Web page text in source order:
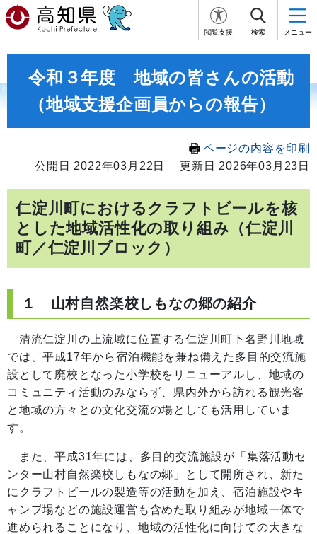
閲覧支援 検索 メニュー
令和３年度 地域の皆さんの活動
（地域支援企画員からの報告）
ページの内容を印刷
公開日 2022年03月22日
更新日 2026年03月23日
仁淀川町におけるクラフトビールを核
とした地域活性化の取り組み（仁淀川
町／仁淀川ブロック）
１ 山村自然楽校しもなの郷の紹介
清流仁淀川の上流域に位置する仁淀川町下名野川地域
では、平成17年から宿泊機能を兼ね備えた多目的交流施
設として廃校となった小学校をリニューアルし、地域の
コミュニティ活動のみならず、県内外から訪れる観光客
と地域の方々との文化交流の場としても活用していま
す。
また、平成31年には、多目的交流施設が「集落活動セ
ンター山村自然楽校しもなの郷」として開所され、新た
にクラフトビールの製造等の活動を加え、宿泊施設やキ
ャンプ場などの施設運営も含めた取り組みが地域一体で
進められることになり、地域の活性化に向けての大きな